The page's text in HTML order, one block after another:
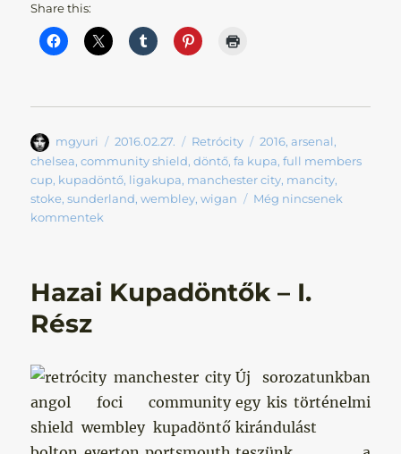
Share this:
Szerző
mgyuri Közzétéve
2016.02.27. Kategória
Retrócity Címke
2016,arsenal,
chelsea,community shield,döntő,fa kupa,full members
cup, kupadöntő, ligakupa, manchester city, mancity,
stoke,sunderland,wembley,wigan
Még nincsenek
kommentek
Hazai Kupadöntők – I.
Rész
Új sorozatunkban
egy kis történelmi
kirándulást